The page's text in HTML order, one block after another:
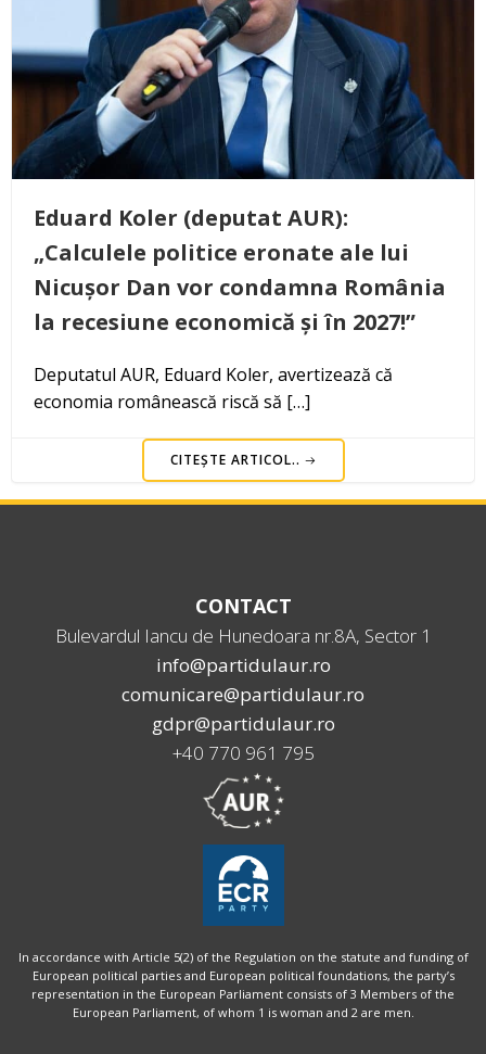
Eduard Koler (deputat AUR):
„Calculele politice eronate ale lui
Nicușor Dan vor condamna România
la recesiune economică și în 2027!”
Deputatul AUR, Eduard Koler, avertizează că
economia românească riscă să […]
CITEȘTE ARTICOL..
CONTACT
Bulevardul Iancu de Hunedoara nr.8A, Sector 1
info@partidulaur.ro
comunicare@partidulaur.ro
gdpr@partidulaur.ro
+40 770 961 795
In accordance with Article 5(2) of the Regulation on the statute and funding of
European political parties and European political foundations, the party’s
representation in the European Parliament consists of 3 Members of the
European Parliament, of whom 1 is woman and 2 are men.